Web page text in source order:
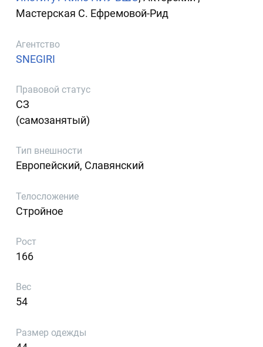
Мастерская С. Ефремовой-Рид
Агентство
SNEGIRI
Правовой статус
СЗ
(самозанятый)
Тип внешности
Европейский, Славянский
Телосложение
Стройное
Рост
166
Вес
54
Размер одежды